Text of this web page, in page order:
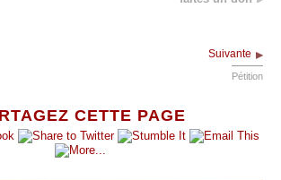
CETTE PAGE
Suivante
Pétition